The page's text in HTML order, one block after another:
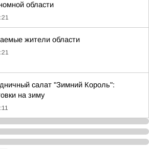
области
жители области
салат "Зимний Король":
на зиму